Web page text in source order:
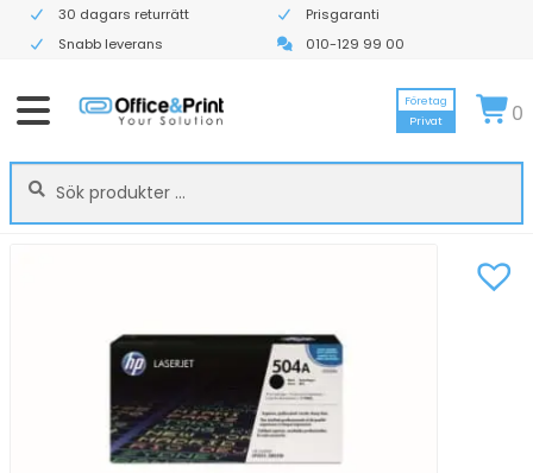
30 dagars returrätt
Prisgaranti
Snabb leverans
010-129 99 00
Sök
efter:
Sök
Företag
Privat
0